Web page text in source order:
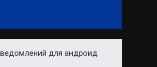
для андроид